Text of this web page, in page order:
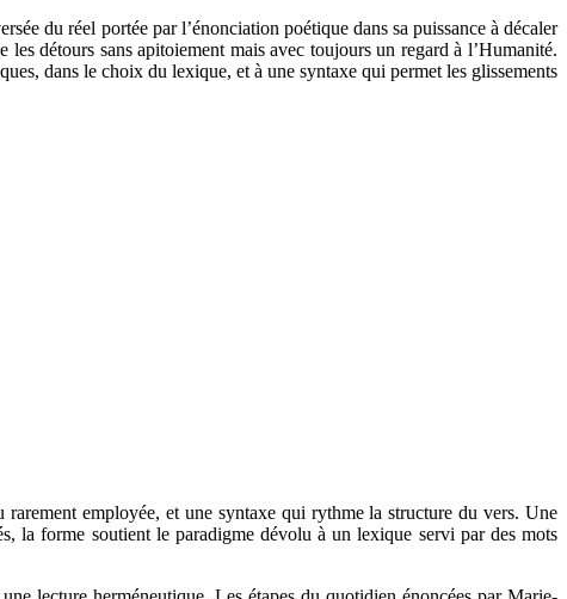
du réel portée par l’énonciation poétique dans sa puissance à décaler
détours sans apitoiement mais avec toujours un regard à l’Humanité.
dans le choix du lexique, et à une syntaxe qui permet les glissements
employée, et une syntaxe qui rythme la structure du vers. Une
la forme soutient le paradigme dévolu à un lexique servi par des mots